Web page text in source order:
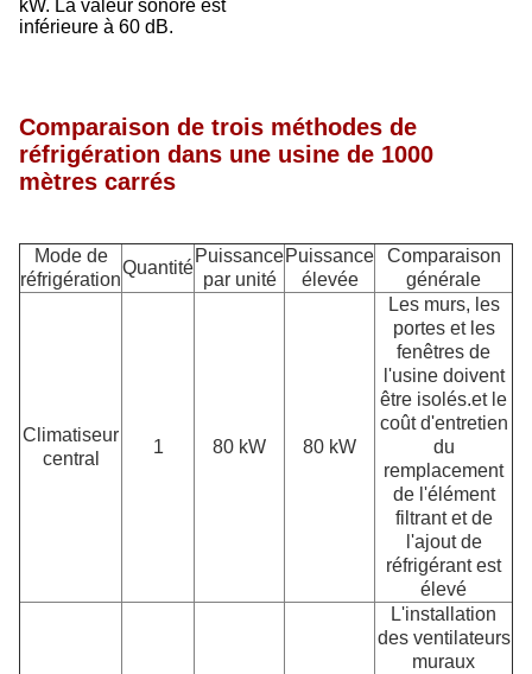
kW. La valeur sonore est
inférieure à 60 dB.
Comparaison de trois méthodes de
réfrigération dans une usine de 1000
mètres carrés
Mode de
réfrigération
Quantité
Puissance
par unité
Puissance
élevée
Comparaison
générale
Climatiseur
central
1 80 kW 80 kW
Les murs, les
portes et les
fenêtres de
l'usine doivent
être isolés.et le
coût d'entretien
du
remplacement
de l'élément
filtrant et de
l'ajout de
réfrigérant est
élevé
L'installation
des ventilateurs
muraux